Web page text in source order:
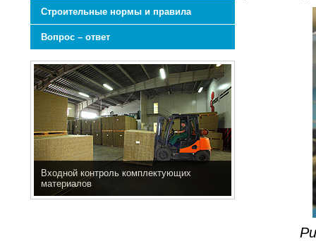
Строительные нормы и правила
Вопрос – ответ
Входной контроль комплектующих
материалов